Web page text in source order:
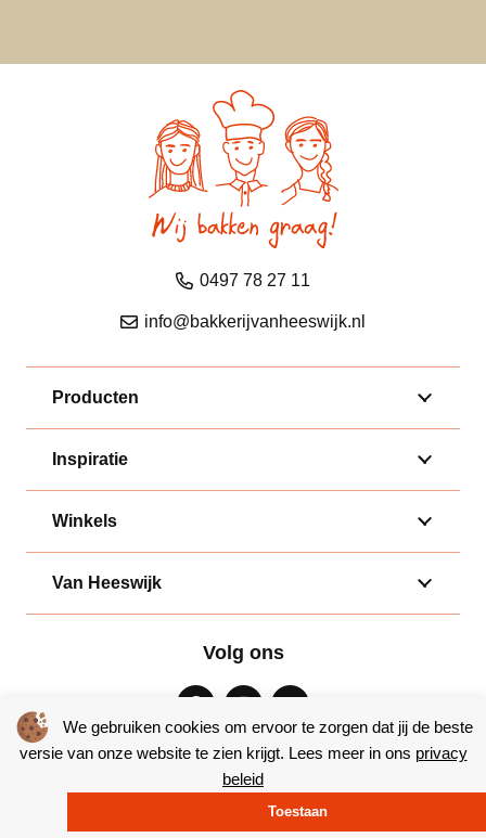
We gebruiken cookies om ervoor te zorgen dat jij de beste
versie van onze website te zien krijgt. Lees meer in ons privacy
beleid
Toestaan
0497 78 27 11
info@bakkerijvanheeswijk.nl
Producten
Inspiratie
Winkels
Van Heeswijk
Volg ons
© Copyright 2026 – Bakkerij van Heeswijk |Website door Yooker